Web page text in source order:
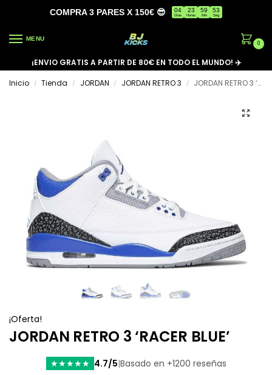
COMPRA 3 PARES X 150€ 😎 04
Días
23
Horas
59
Min
53
Seg
MENU
0
¡ENVIO GRATIS A PARTIR DE 80€ EN TODO EL MUNDO! ✈️
Inicio
/ Tienda / JORDAN / JORDAN RETRO 3 / JORDAN RETRO 3 ‘RACER BLUE’
¡Oferta!
JORDAN RETRO 3 ‘RACER BLUE’
★★★★★ 4.7/5|Basado en +1200 reseñas